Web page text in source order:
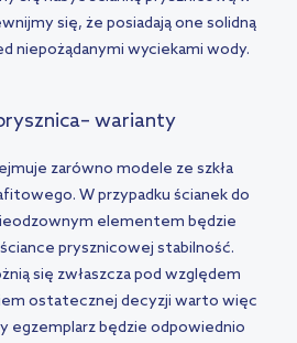
się, że posiadają one solidną
niepożądanymi wyciekami wody.
warianty
zarówno modele ze szkła
W przypadku ścianek do
elementem będzie
prysznicowej stabilność.
się zwłaszcza pod względem
ostatecznej decyzji warto więc
egzemplarz będzie odpowiednio